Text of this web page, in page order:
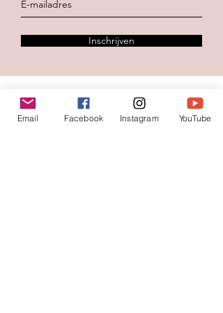
Inschrijven
Contacteer ons
Email Facebook Instagram YouTube